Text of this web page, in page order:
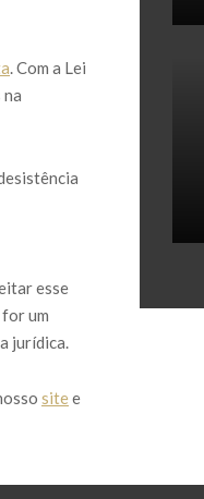
. Com a Lei
na
esse
um
jurídica.
sitee